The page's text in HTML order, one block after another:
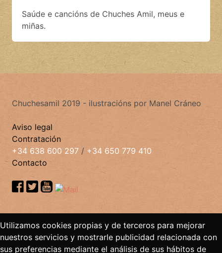
Saúde e cancións de Chuches Amil, meus e
miñas.
Chuchesamil 2019 - ilustracións por Manel Cráneo
Aviso legal
Contratación
+34 638 600 297 / +34 650 779 410
Contacto
Utilizamos cookies propias y de terceros para mejorar
nuestros servicios y mostrarle publicidad relacionada con
sus preferencias mediante el análisis de sus hábitos de